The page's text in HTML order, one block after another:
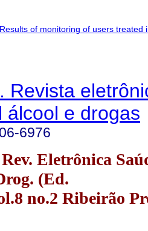
Revista
álcool e drogas
6976
Eletrônica
(Ed.
no.2 Ribeirão